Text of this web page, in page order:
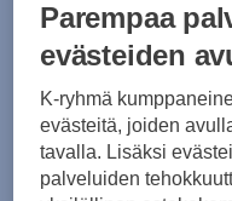
Pearl Izumi vaatteet-
Koko
Parempaa
evästeiden
K-ryhmä
evästeitä, joiden
tavalla. Lisäksi
palveluiden